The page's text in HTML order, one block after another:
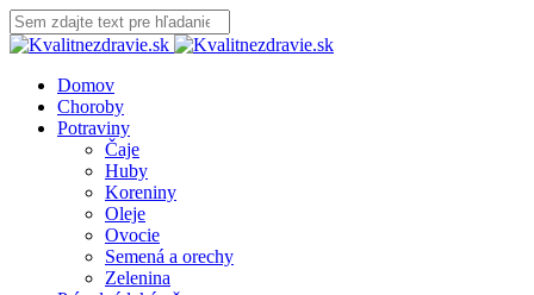
Domov
Choroby
Potraviny
Čaje
Huby
Koreniny
Oleje
Ovocie
Semená a orechy
Zelenina